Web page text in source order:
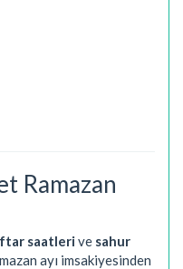
Ramazan
saatlerive sahur
ayı imsakiyesinden